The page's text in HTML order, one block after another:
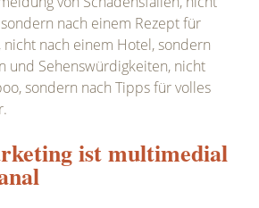
nach einem Rezept für
nach einem Hotel, sondern
und Sehenswürdigkeiten, nicht
sondern nach Tipps für volles
ist multimedial